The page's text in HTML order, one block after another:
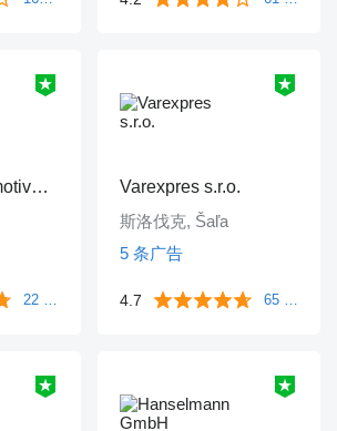
Schaften Automotive Trucks & Buses
Varexpres s.r.o.
斯洛伐克, Šaľa
5 条广告
4.7